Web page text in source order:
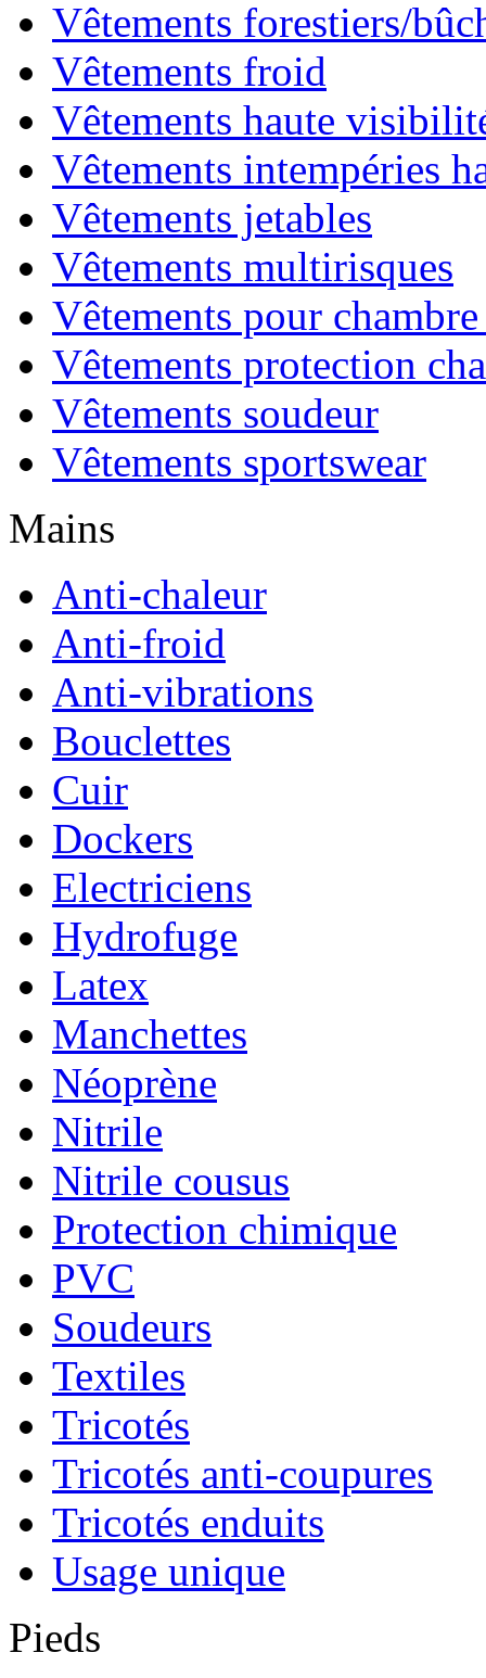
Vêtements forestiers/
Vêtements froid
Vêtements haute
Vêtements intempéries
Vêtements jetables
Vêtements multirisques
Vêtements pour
Vêtements protection
Vêtements soudeur
Vêtements sportswear
Mains
Anti-chaleur
Anti-froid
Anti-vibrations
Bouclettes
Cuir
Dockers
Electriciens
Hydrofuge
Latex
Manchettes
Néoprène
Nitrile
Nitrile cousus
Protection chimique
PVC
Soudeurs
Textiles
Tricotés
Tricotés anti-coupures
Tricotés enduits
Usage unique
Pieds